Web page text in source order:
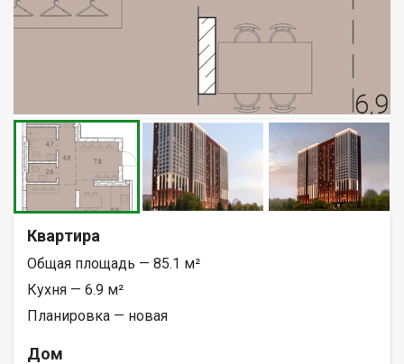
Квартира
Общая площадь — 85.1 м²
Кухня — 6.9 м²
Планировка — новая
Дом